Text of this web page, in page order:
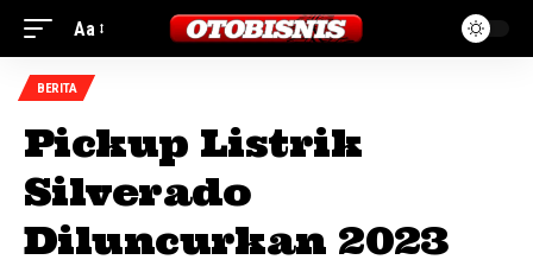
Aa
BERITA
Pickup Listrik
Silverado
Diluncurkan 2023